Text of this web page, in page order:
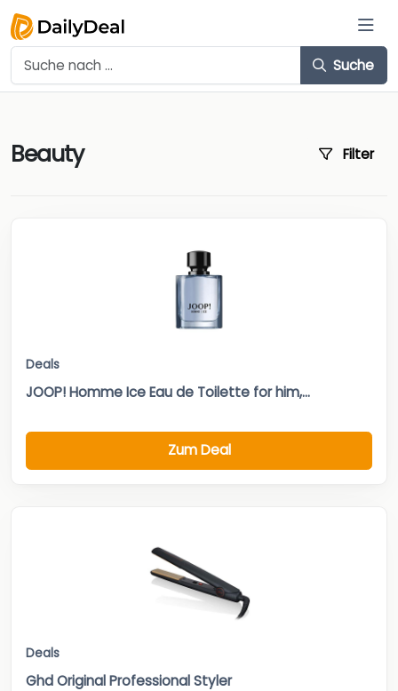
Suche
Beauty Filter
Deals
JOOP! Homme Ice Eau de Toilette for him,...
Zum Deal
Deals
Ghd Original Professional Styler